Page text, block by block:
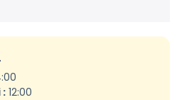
: 12:00